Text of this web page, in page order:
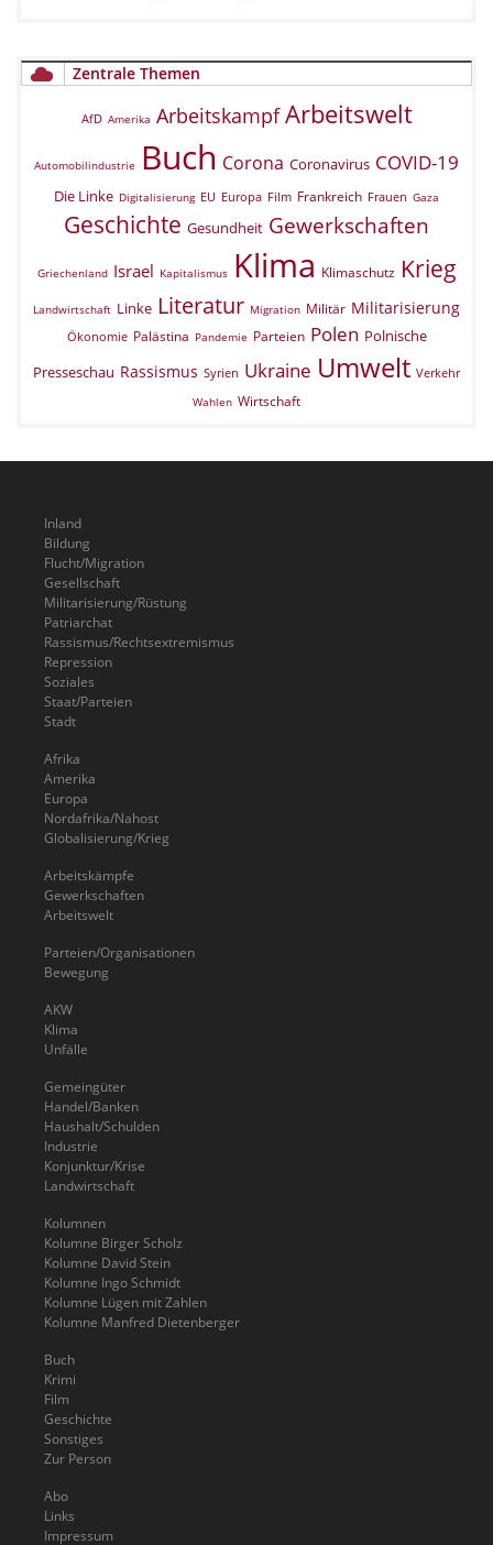
Zentrale Themen
AfD Amerika Arbeitskampf Arbeitswelt
Automobilindustrie Buch Corona Coronavirus COVID-19
Die Linke Digitalisierung EU Europa Film Frankreich Frauen Gaza
Geschichte Gesundheit Gewerkschaften
Griechenland Israel Kapitalismus Klima Klimaschutz Krieg
Landwirtschaft Linke Literatur Migration Militär Militarisierung
Ökonomie Palästina Pandemie Parteien Polen Polnische
Presseschau Rassismus Syrien Ukraine Umwelt Verkehr
Wahlen Wirtschaft
Inland
Bildung
Flucht/Migration
Gesellschaft
Militarisierung/Rüstung
Patriarchat
Rassismus/Rechtsextremismus
Repression
Soziales
Staat/Parteien
Stadt
Afrika
Amerika
Europa
Nordafrika/Nahost
Globalisierung/Krieg
Arbeitskämpfe
Gewerkschaften
Arbeitswelt
Parteien/Organisationen
Bewegung
AKW
Klima
Unfälle
Gemeingüter
Handel/Banken
Haushalt/Schulden
Industrie
Konjunktur/Krise
Landwirtschaft
Kolumnen
Kolumne Birger Scholz
Kolumne David Stein
Kolumne Ingo Schmidt
Kolumne Lügen mit Zahlen
Kolumne Manfred Dietenberger
Buch
Krimi
Film
Geschichte
Sonstiges
Zur Person
Abo
Links
Impressum